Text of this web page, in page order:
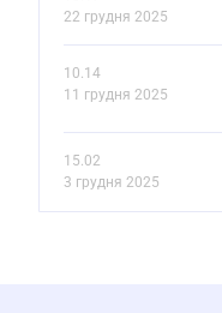
22 грудня 2025
10.14
11 грудня 2025
15.02
3 грудня 2025